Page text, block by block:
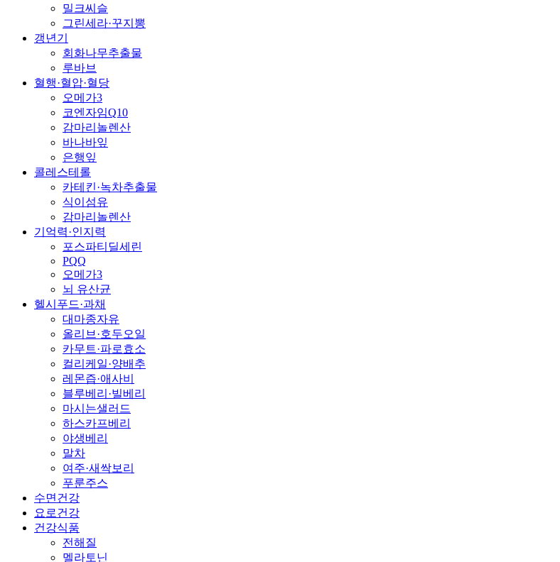
밀크씨슬
그린세라·꾸지뽕
갱년기
회화나무추출물
루바브
혈행·혈압·혈당
오메가3
코엔자임Q10
감마리놀렌산
바나바잎
은행잎
콜레스테롤
카테킨·녹차추출물
식이섬유
감마리놀렌산
기억력·인지력
포스파티딜세린
PQQ
오메가3
뇌 유산균
헬시푸드·과채
대마종자유
올리브·호두오일
카무트·파로효소
컬리케일·양배추
레몬즙·애사비
블루베리·빌베리
마시는샐러드
하스카프베리
야생베리
말차
여주·새싹보리
푸룬주스
수면건강
요로건강
건강식품
전해질
멜라토닌